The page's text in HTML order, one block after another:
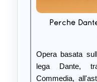
Perché
Opera basata
lega Dante,
Commedia,